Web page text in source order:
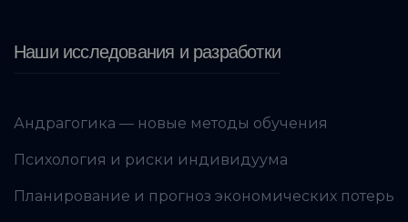
Наши исследования и разработки
Андрагогика — новые методы обучения
Психология и риски индивидуума
Планирование и прогноз экономических потерь